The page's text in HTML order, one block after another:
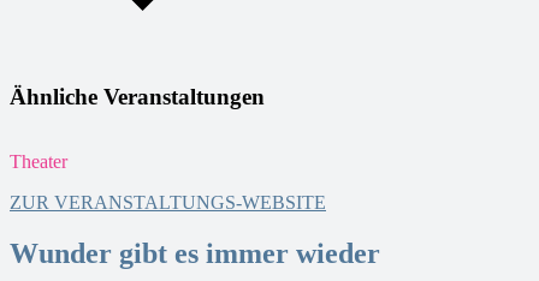
Ähnliche Veranstaltungen
Theater
ZUR VERANSTALTUNGS-WEBSITE
Wunder gibt es immer wieder